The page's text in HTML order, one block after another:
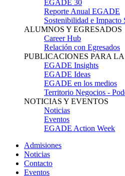
EGADE 30
Reporte Anual EGADE
Sostenibilidad e Impacto
ALUMNOS Y EGRESADOS
Career Hub
Relación con Egresados
PUBLICACIONES PARA
EGADE Insights
EGADE Ideas
EGADE en los medios
Territorio Negocios -
NOTICIAS Y EVENTOS
Noticias
Eventos
EGADE Action Week
Admisiones
Noticias
Contacto
Eventos